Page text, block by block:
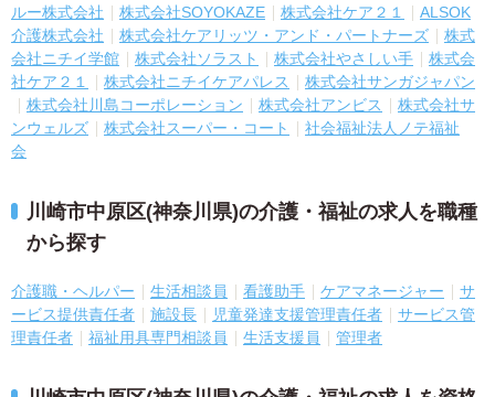
ルー株式会社
株式会社SOYOKAZE 株式会社ケア２１
ALSOK
介護株式会社
株式会社ケアリッツ・アンド・パートナーズ
株式
会社ニチイ学館
株式会社ソラスト 株式会社やさしい手
株式会
社ケア２１
株式会社ニチイケアパレス
株式会社サンガジャパン
株式会社川島コーポレーション
株式会社アンビス
株式会社サ
ンウェルズ
株式会社スーパー・コート
社会福祉法人ノテ福祉
会
川崎市中原区(神奈川県)の介護・福祉の求人を職種
から探す
介護職・ヘルパー 生活相談員 看護助手 ケアマネージャー
サ
ービス提供責任者
施設長 児童発達支援管理責任者
サービス管
理責任者
福祉用具専門相談員 生活支援員 管理者